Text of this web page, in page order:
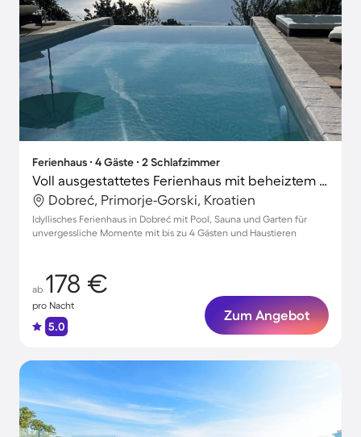
Ferienhaus ∙ 4 Gäste ∙ 2 Schlafzimmer
Voll ausgestattetes Ferienhaus mit beheiztem Pool, Grill und Terrasse | Haustierfreundlich
Dobreć, Primorje-Gorski, Kroatien
Idyllisches Ferienhaus in Dobreć mit Pool, Sauna und Garten für
unvergessliche Momente mit bis zu 4 Gästen und Haustieren
ab 178 €
pro Nacht
5.0
Zum Angebot